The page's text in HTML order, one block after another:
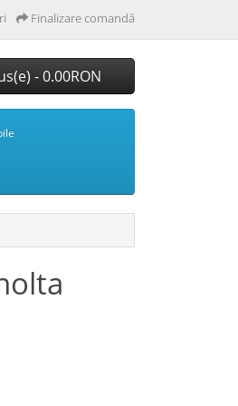
Finalizare comandă
- 0.00RON